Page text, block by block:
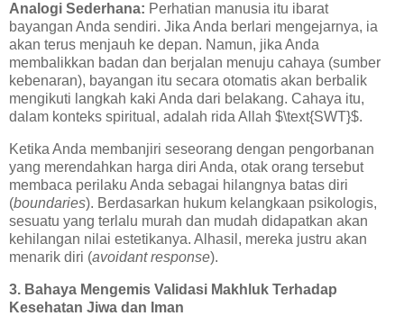
Analogi Sederhana: Perhatian manusia itu ibarat
bayangan Anda sendiri. Jika Anda berlari mengejarnya, ia
akan terus menjauh ke depan. Namun, jika Anda
membalikkan badan dan berjalan menuju cahaya (sumber
kebenaran), bayangan itu secara otomatis akan berbalik
mengikuti langkah kaki Anda dari belakang. Cahaya itu,
dalam konteks spiritual, adalah rida Allah $\text{SWT}$.
Ketika Anda membanjiri seseorang dengan pengorbanan
yang merendahkan harga diri Anda, otak orang tersebut
membaca perilaku Anda sebagai hilangnya batas diri
(boundaries). Berdasarkan hukum kelangkaan psikologis,
sesuatu yang terlalu murah dan mudah didapatkan akan
kehilangan nilai estetikanya. Alhasil, mereka justru akan
menarik diri (avoidant response).
3. Bahaya Mengemis Validasi Makhluk Terhadap
Kesehatan Jiwa dan Iman